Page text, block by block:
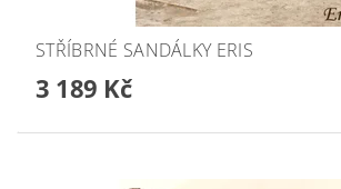
STŘÍBRNÉ SANDÁLKY ERIS
3 189 Kč